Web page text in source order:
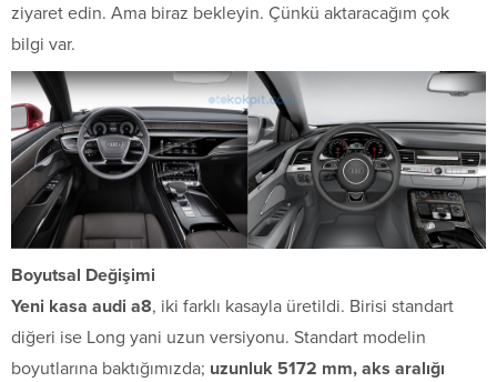
ziyaret edin. Ama biraz bekleyin. Çünkü aktaracağım çok
bilgi var.
Boyutsal Değişimi
Yeni kasa audi a8, iki farklı kasayla üretildi. Birisi standart
diğeri ise Long yani uzun versiyonu. Standart modelin
boyutlarına baktığımızda; uzunluk 5172 mm, aks aralığı